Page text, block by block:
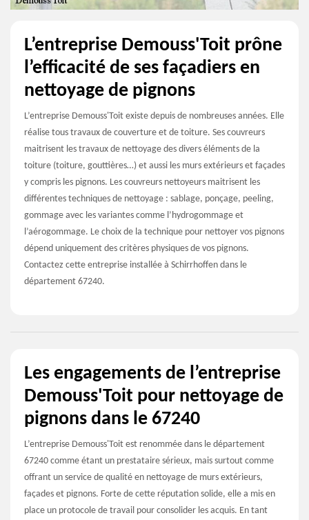
L’entreprise Demouss'Toit prône
l’efficacité de ses façadiers en
nettoyage de pignons
L’entreprise Demouss'Toit existe depuis de nombreuses années. Elle
réalise tous travaux de couverture et de toiture. Ses couvreurs
maitrisent les travaux de nettoyage des divers éléments de la
toiture (toiture, gouttières…) et aussi les murs extérieurs et façades
y compris les pignons. Les couvreurs nettoyeurs maitrisent les
différentes techniques de nettoyage : sablage, ponçage, peeling,
gommage avec les variantes comme l’hydrogommage et
l’aérogommage. Le choix de la technique pour nettoyer vos pignons
dépend uniquement des critères physiques de vos pignons.
Contactez cette entreprise installée à Schirrhoffen dans le
département 67240.
Les engagements de l’entreprise
Demouss'Toit pour nettoyage de
pignons dans le 67240
L’entreprise Demouss'Toit est renommée dans le département
67240 comme étant un prestataire sérieux, mais surtout comme
offrant un service de qualité en nettoyage de murs extérieurs,
façades et pignons. Forte de cette réputation solide, elle a mis en
place un protocole de travail pour consolider les acquis. En tant